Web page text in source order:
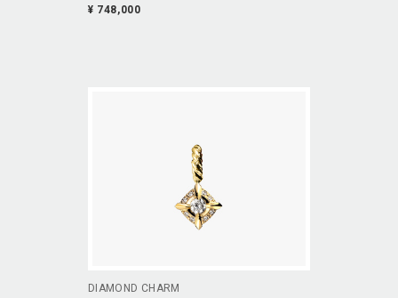
¥ 748,000
DIAMOND CHARM